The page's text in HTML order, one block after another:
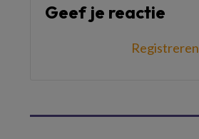
Geef je reactie
Registreren